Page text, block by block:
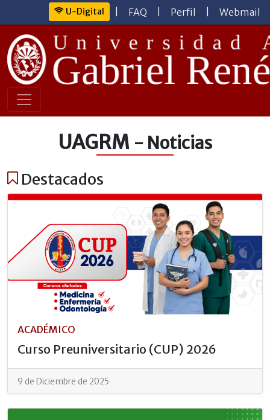
U-Digital FAQ Perfil Webmail
UAGRM - Noticias
Destacados
ACADÉMICO
Curso Preuniversitario (CUP) 2026
9 de Diciembre de 2025